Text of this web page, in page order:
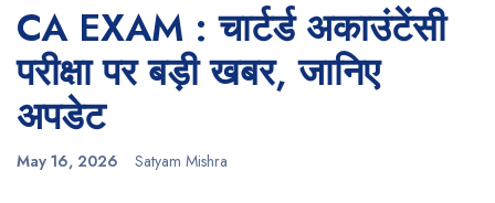
CA EXAM : चार्टर्ड अकाउंटेंसी
परीक्षा पर बड़ी खबर, जानिए
अपडेट
May 16, 2026 Satyam Mishra